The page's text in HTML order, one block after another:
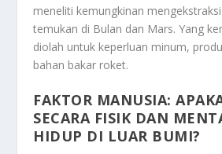
meneliti kemungkinan
temukan di Bulan dan Mars. Yang
diolah untuk keperluan minum,
bahan bakar roket.
FAKTOR MANUSIA:
SECARA FISIK DAN
HIDUP DI LUAR BUMI?